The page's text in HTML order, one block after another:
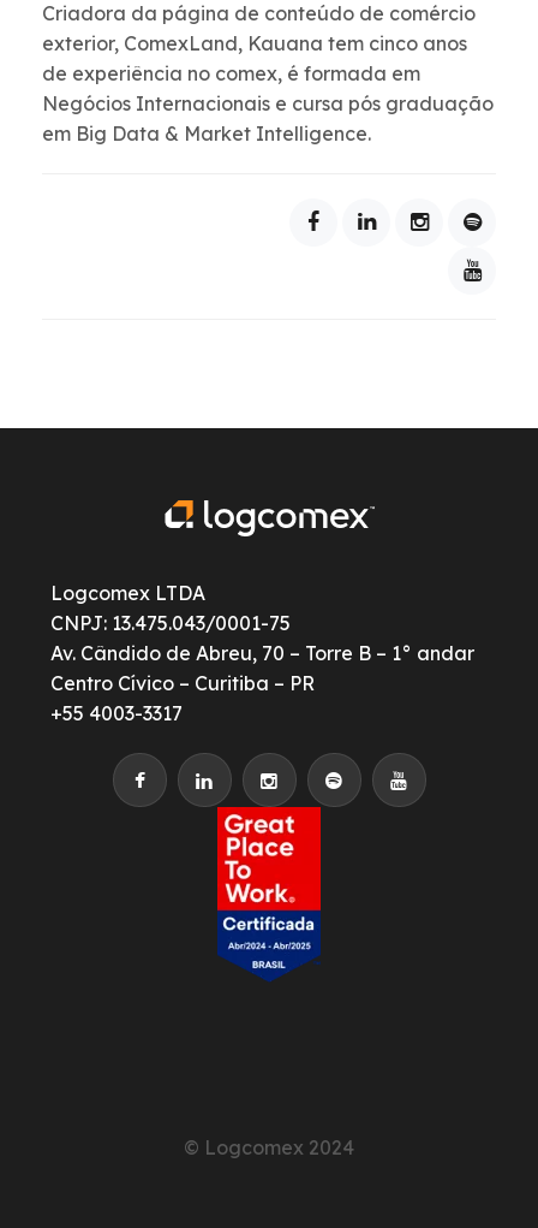
Criadora da página de conteúdo de comércio
exterior, ComexLand, Kauana tem cinco anos
de experiência no comex, é formada em
Negócios Internacionais e cursa pós graduação
em Big Data & Market Intelligence.
Logcomex LTDA
CNPJ: 13.475.043/0001-75
Av. Cândido de Abreu, 70 – Torre B – 1° andar
Centro Cívico – Curitiba – PR
+55 4003-3317
© Logcomex 2024